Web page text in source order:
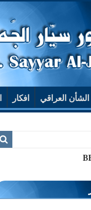
الشأن العراقي افكار